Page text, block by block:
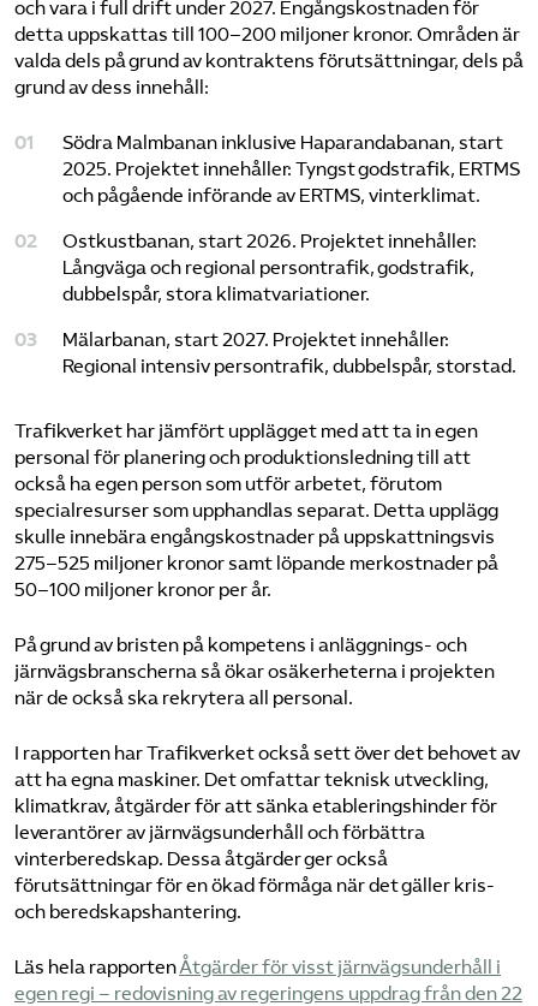
och vara i full drift under 2027. Engångskostnaden för
detta uppskattas till 100–200 miljoner kronor. Områden är
valda dels på grund av kontraktens förutsättningar, dels på
grund av dess innehåll:
Södra Malmbanan inklusive Haparandabanan, start
2025. Projektet innehåller: Tyngst godstrafik, ERTMS
och pågående införande av ERTMS, vinterklimat.
Ostkustbanan, start 2026. Projektet innehåller:
Långväga och regional persontrafik, godstrafik,
dubbelspår, stora klimatvariationer.
Mälarbanan, start 2027. Projektet innehåller:
Regional intensiv persontrafik, dubbelspår, storstad.
Trafikverket har jämfört upplägget med att ta in egen
personal för planering och produktionsledning till att
också ha egen person som utför arbetet, förutom
specialresurser som upphandlas separat. Detta upplägg
skulle innebära engångskostnader på uppskattningsvis
275–525 miljoner kronor samt löpande merkostnader på
50–100 miljoner kronor per år.
På grund av bristen på kompetens i anläggnings- och
järnvägsbranscherna så ökar osäkerheterna i projekten
när de också ska rekrytera all personal.
I rapporten har Trafikverket också sett över det behovet av
att ha egna maskiner. Det omfattar teknisk utveckling,
klimatkrav, åtgärder för att sänka etableringshinder för
leverantörer av järnvägsunderhåll och förbättra
vinterberedskap. Dessa åtgärder ger också
förutsättningar för en ökad förmåga när det gäller kris-
och beredskapshantering.
Läs hela rapportenÅtgärder för visst järnvägsunderhåll i
egen regi – redovisning av regeringens uppdrag från den 22